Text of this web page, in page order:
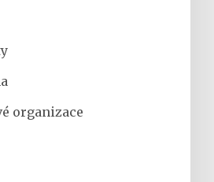
organizace